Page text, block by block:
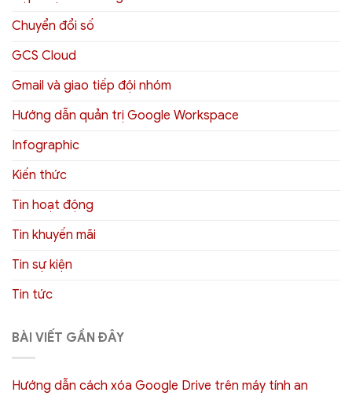
Chuyển đổi số
GCS Cloud
Gmail và giao tiếp đội nhóm
Hướng dẫn quản trị Google Workspace
Infographic
Kiến thức
Tin hoạt động
Tin khuyến mãi
Tin sự kiện
Tin tức
BÀI VIẾT GẦN ĐÂY
Hướng dẫn cách xóa Google Drive trên máy tính an